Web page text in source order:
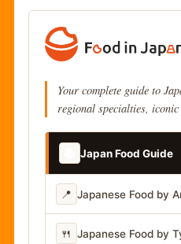
Your complete guide to
regional specialties, iconic
Japan Food Guide
📍 Japanese Food by
🍴 Japanese Food by